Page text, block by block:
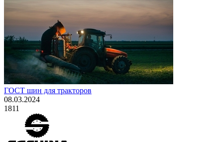
ГОСТ шин для тракторов
08.03.2024
1811